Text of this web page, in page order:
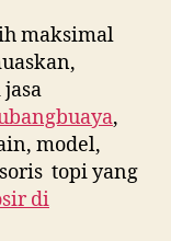
maksimal
,
model,
topi yang
di